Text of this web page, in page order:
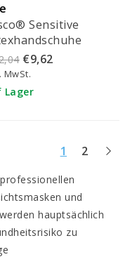
Sensitive
- L (100
€9,62
MwSt.
Lager
1 2
und
hauptsächlich
zu